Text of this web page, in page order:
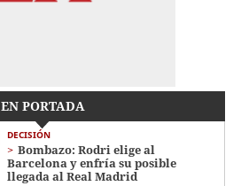
EN PORTADA
DECISIÓN
Bombazo: Rodri elige al
Barcelona y enfría su posible
llegada al Real Madrid